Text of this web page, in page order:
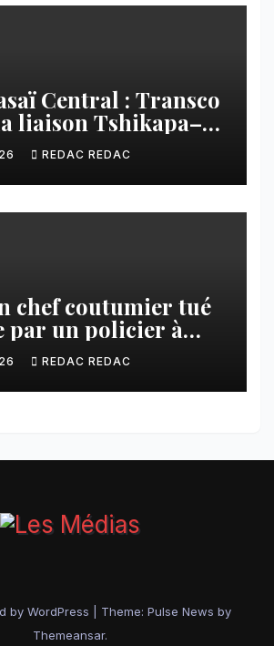
Central : Transco
liaison Tshikapa–
faciliter les
REDAC REDAC
chef coutumier tué
par un policier à
la tension monte
REDAC REDAC
by WordPress Theme: Pulse News by
Themeansar.